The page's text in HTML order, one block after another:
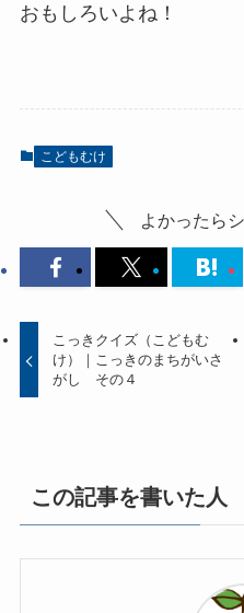
おもしろいよね！
こどもむけ
よかったら
こっきクイズ（こどもむ
け）｜こっきのまちがいさ
がし その４
この記事を書いた人